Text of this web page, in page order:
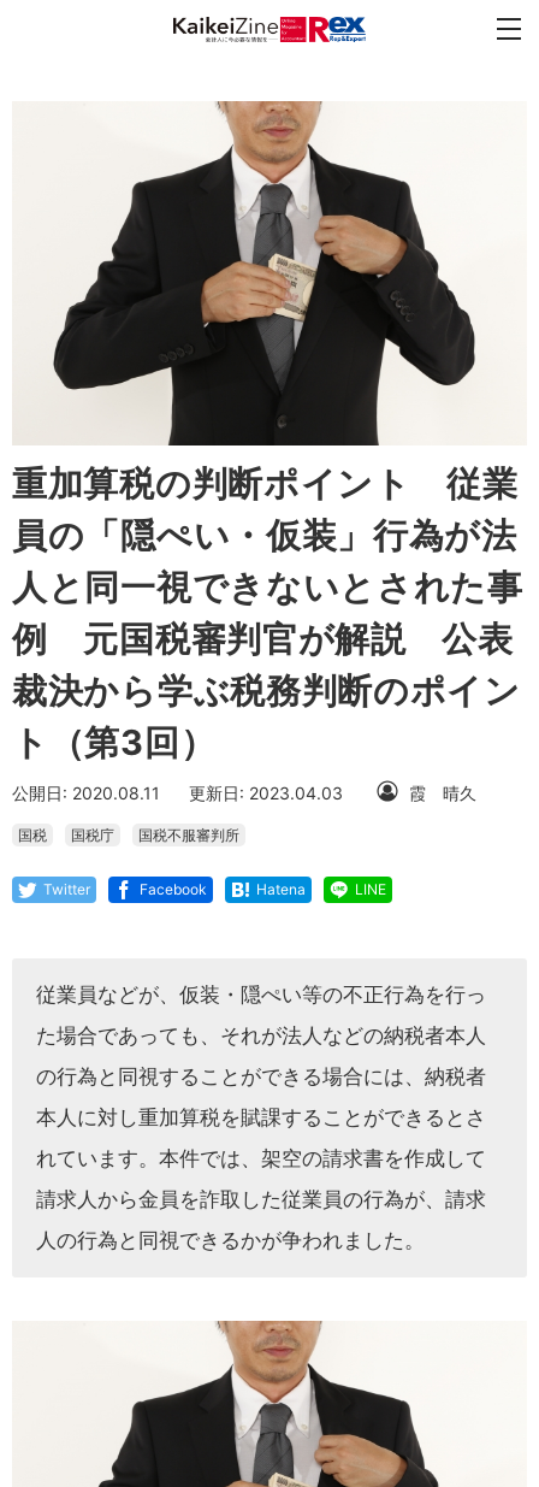
重加算税の判断ポイント 従業
員の「隠ぺい・仮装」行為が法
人と同一視できないとされた事
例 元国税審判官が解説 公表
裁決から学ぶ税務判断のポイン
ト（第3回）
公開日: 2020.08.11 更新日: 2023.04.03 霞 晴久
国税 国税庁 国税不服審判所
Twitter Facebook Hatena LINE
従業員などが、仮装・隠ぺい等の不正行為を行っ
た場合であっても、それが法人などの納税者本人
の行為と同視することができる場合には、納税者
本人に対し重加算税を賦課することができるとさ
れています。本件では、架空の請求書を作成して
請求人から金員を詐取した従業員の行為が、請求
人の行為と同視できるかが争われました。